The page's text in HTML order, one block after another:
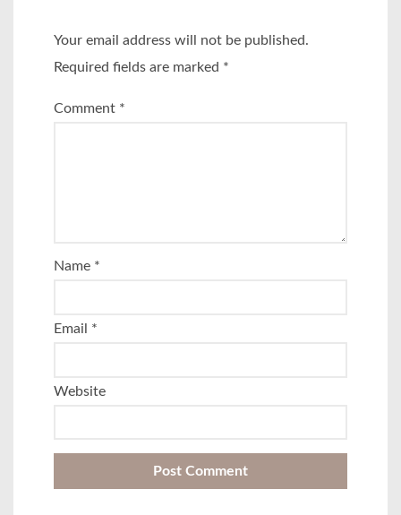
Your email address will not be published.
Required fields are marked *
Comment *
Name *
Email *
Website